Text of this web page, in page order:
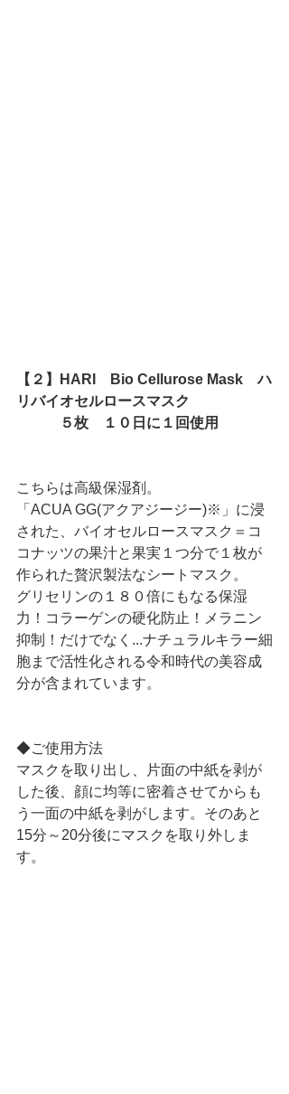
【２】HARI　Bio Cellurose Mask　ハ
リバイオセルロースマスク
５枚　１０日に１回使用
こちらは高級保湿剤。
「ACUA GG(アクアジージー)※」に浸
された、バイオセルロースマスク＝コ
コナッツの果汁と果実１つ分で１枚が
作られた贅沢製法なシートマスク。
グリセリンの１８０倍にもなる保湿
力！コラーゲンの硬化防止！メラニン
抑制！だけでなく...ナチュラルキラー細
胞まで活性化される令和時代の美容成
分が含まれています。
◆ご使用方法
マスクを取り出し、片面の中紙を剥が
した後、顔に均等に密着させてからも
う一面の中紙を剥がします。そのあと
15分～20分後にマスクを取り外しま
す。